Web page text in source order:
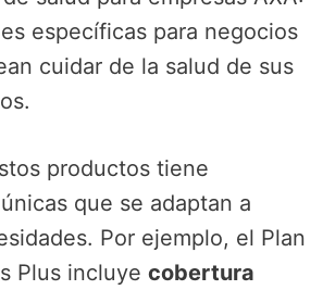
específicas para negocios
cuidar de la salud de sus
productos tiene
que se adaptan a
Por ejemplo, el Plan
Plus incluye cobertura